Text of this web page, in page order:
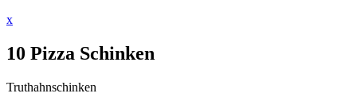
xClose
10 Pizza Schinken
Truthahnschinken